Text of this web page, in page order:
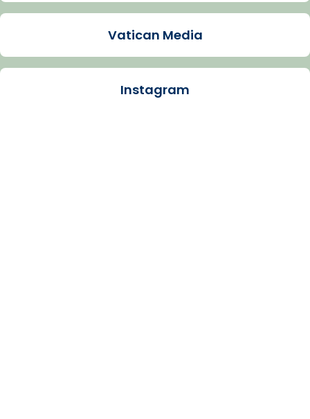
Imatge: Generada amb IA (OpenAI)
Arquebisbat de Barcelona
Vatican Media
Instagram